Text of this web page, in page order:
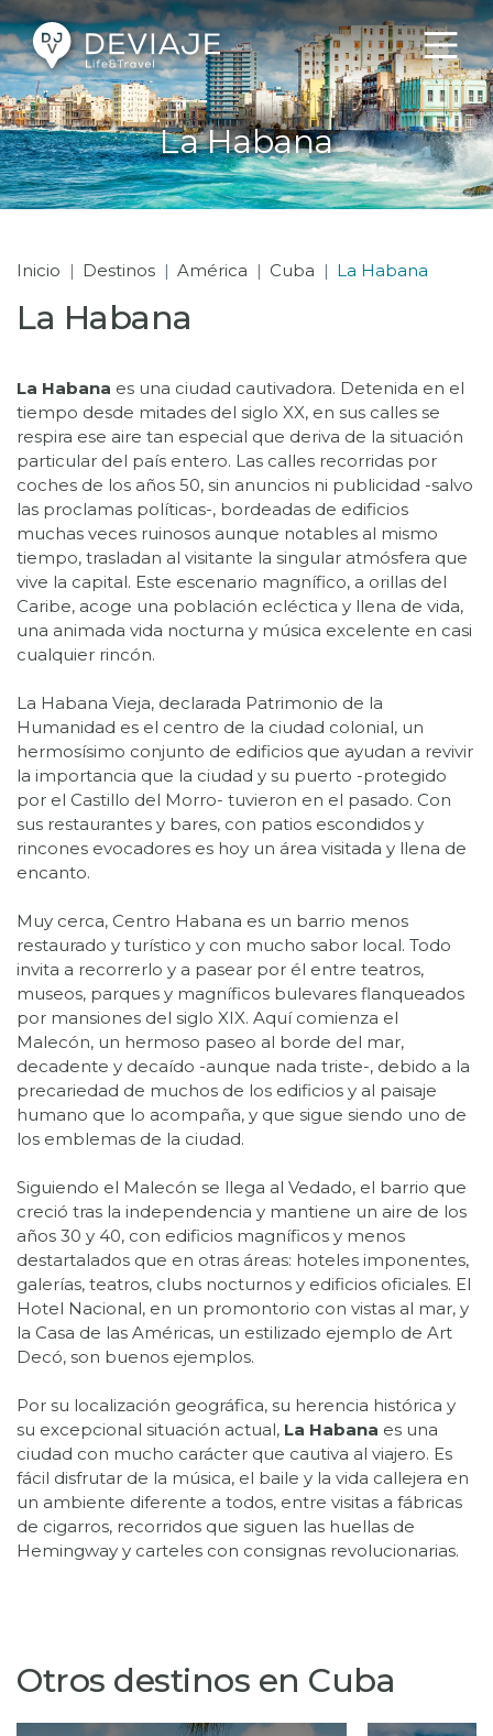
La Habana
Inicio Destinos América Cuba La Habana
La Habana
La Habana es una ciudad cautivadora. Detenida en el
tiempo desde mitades del siglo XX, en sus calles se
respira ese aire tan especial que deriva de la situación
particular del país entero. Las calles recorridas por
coches de los años 50, sin anuncios ni publicidad -salvo
las proclamas políticas-, bordeadas de edificios
muchas veces ruinosos aunque notables al mismo
tiempo, trasladan al visitante la singular atmósfera que
vive la capital. Este escenario magnífico, a orillas del
Caribe, acoge una población ecléctica y llena de vida,
una animada vida nocturna y música excelente en casi
cualquier rincón.
La Habana Vieja, declarada Patrimonio de la
Humanidad es el centro de la ciudad colonial, un
hermosísimo conjunto de edificios que ayudan a revivir
la importancia que la ciudad y su puerto -protegido
por el Castillo del Morro- tuvieron en el pasado. Con
sus restaurantes y bares, con patios escondidos y
rincones evocadores es hoy un área visitada y llena de
encanto.
Muy cerca, Centro Habana es un barrio menos
restaurado y turístico y con mucho sabor local. Todo
invita a recorrerlo y a pasear por él entre teatros,
museos, parques y magníficos bulevares flanqueados
por mansiones del siglo XIX. Aquí comienza el
Malecón, un hermoso paseo al borde del mar,
decadente y decaído -aunque nada triste-, debido a la
precariedad de muchos de los edificios y al paisaje
humano que lo acompaña, y que sigue siendo uno de
los emblemas de la ciudad.
Siguiendo el Malecón se llega al Vedado, el barrio que
creció tras la independencia y mantiene un aire de los
años 30 y 40, con edificios magníficos y menos
destartalados que en otras áreas: hoteles imponentes,
galerías, teatros, clubs nocturnos y edificios oficiales. El
Hotel Nacional, en un promontorio con vistas al mar, y
la Casa de las Américas, un estilizado ejemplo de Art
Decó, son buenos ejemplos.
Por su localización geográfica, su herencia histórica y
su excepcional situación actual, La Habana es una
ciudad con mucho carácter que cautiva al viajero. Es
fácil disfrutar de la música, el baile y la vida callejera en
un ambiente diferente a todos, entre visitas a fábricas
de cigarros, recorridos que siguen las huellas de
Otros destinos en Cuba